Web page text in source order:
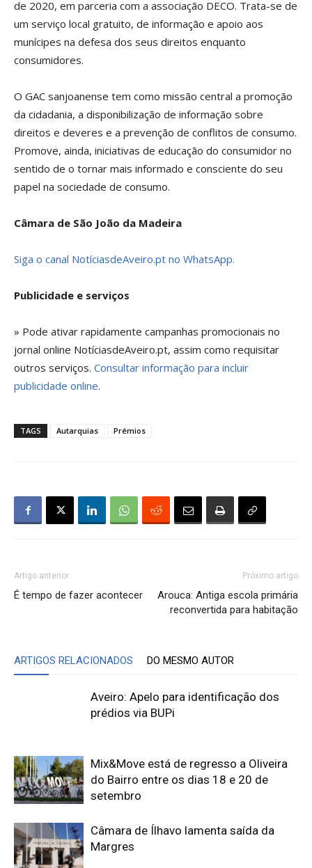
de 2020, em parceria com a associação DECO. Trata-se de
um serviço local gratuito, de informação e apoio aos
munícipes na defesa dos seus direitos enquanto
consumidores.
O GAC sanjoanense tem como missão central a promoção
da cidadania, a disponibilização de informação sobre
direitos e deveres e a prevenção de conflitos de consumo.
Promove, ainda, iniciativas de educação do consumidor no
sentido de o tornar mais informado e consciente do seu
papel na sociedade de consumo.
Câmara de São João da Madeira
Siga o canal NotíciasdeAveiro.pt no WhatsApp.
Publicidade e serviços
» Pode ativar rapidamente campanhas promocionais no
jornal online NotíciasdeAveiro.pt, assim como requisitar
outros serviços. Consultar informação para incluir
publicidade online.
TAGS Autarquias Prémios
Artigo anterior
É tempo de fazer acontecer
Próximo artigo
Arouca: Antiga escola primária
reconvertida para habitação
ARTIGOS RELACIONADOS DO MESMO AUTOR
Aveiro: Apelo para identificação dos
prédios via BUPi
Mix&Move está de regresso a Oliveira
do Bairro entre os dias 18 e 20 de
setembro
Câmara de Ílhavo lamenta saída da
Margres